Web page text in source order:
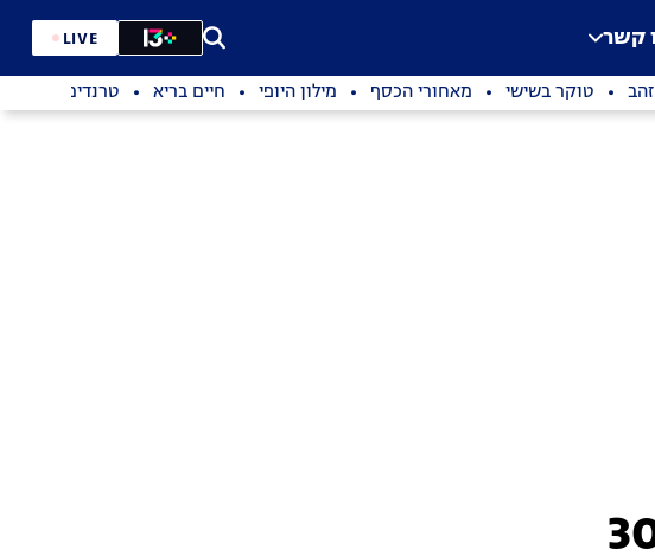
קשר LIVE
טוקר בשישי מאחורי הכסף מילון היופי חיים בריא טרנדים
חווייתי בברלין של לפני 30